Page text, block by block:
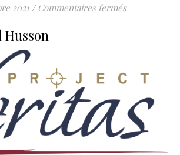
2021 / Commentaires ferméssur Project
Husson